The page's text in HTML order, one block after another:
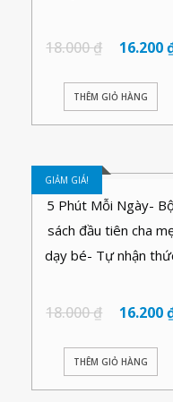
18.000₫ 16.200
THÊM GIỎ HÀNG
GIẢM GIÁ!
5 Phút Mỗi Ngày-
sách đầu tiên cha
dạy bé- Tự nhận
18.000₫ 16.200
THÊM GIỎ HÀNG